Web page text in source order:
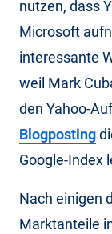
nutzen, dass
Microsoft
interessante
weil Mark
den Yahoo-
Blogposting
Google-Index
Nach einigen
Marktanteile